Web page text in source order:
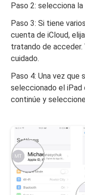
Paso 2: selecciona
Paso 3: Si tiene
cuenta de iCloud,
tratando de
cuidado.
Paso 4: Una vez que
seleccionado el iPad
continúe y